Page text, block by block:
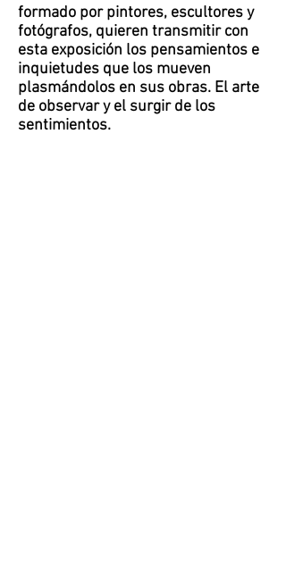
formado por pintores, escultores y
fotógrafos, quieren transmitir con
esta exposición los pensamientos e
inquietudes que los mueven
plasmándolos en sus obras. El arte
de observar y el surgir de los
sentimientos.